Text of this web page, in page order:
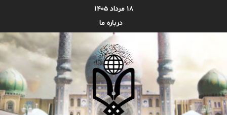
۱۸ مرداد ۱۴۰۵
درباره ما